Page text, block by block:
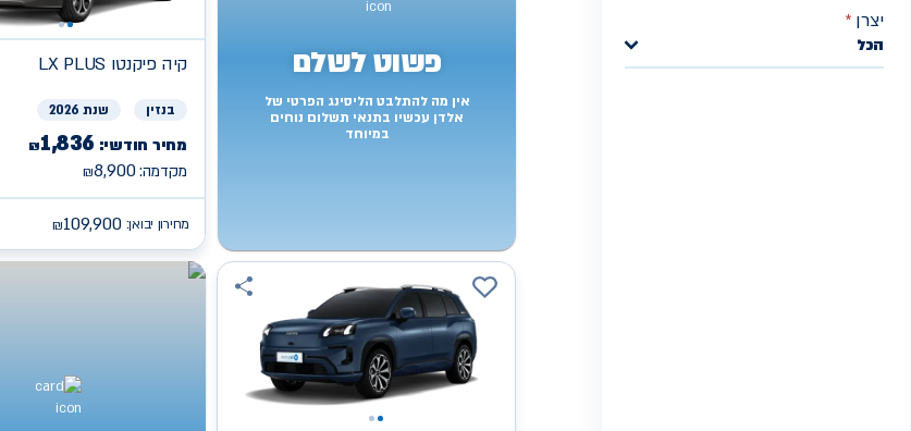
יצרן *
הכל פשוט לשלם
אין מה להתלבט הליסינג הפרטי של
אלדן עכשיו בתנאי תשלום נוחים
במיוחד
קיהLX PLUS פיקנטו
בנזין שנת 2026
מחיר חודשי: ₪1,836
מקדמה: ₪8,900
מחירון יבואן: ₪109,900